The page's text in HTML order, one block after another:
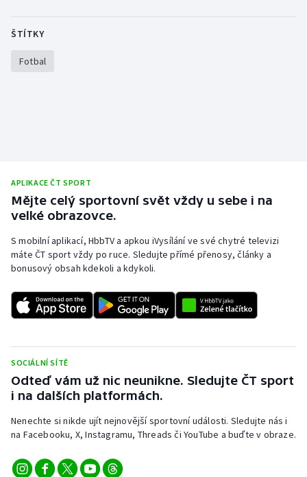
Stolní tenis
Triatlon
Veslování
Vodní slalom
Volejbal
ŠTÍTKY
Fotbal
APLIKACE ČT SPORT
Mějte celý sportovní svět vždy u sebe i na
velké obrazovce.
S mobilní aplikací, HbbTV a apkou iVysílání ve své chytré televizi
máte ČT sport vždy po ruce. Sledujte přímé přenosy, články a
bonusový obsah kdekoli a kdykoli.
SOCIÁLNÍ SÍTĚ
Odteď vám už nic neunikne. Sledujte ČT sport
i na dalších platformách.
Nenechte si nikde ujít nejnovější sportovní události. Sledujte nás i
na Facebooku, X, Instagramu, Threads či YouTube a buďte v obraze.